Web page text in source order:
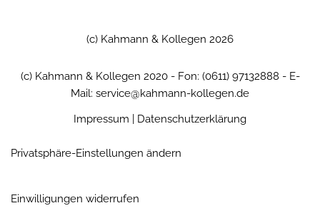
(c) Kahmann & Kollegen 2026
(c) Kahmann & Kollegen 2020 - Fon: (0611) 97132888 - E-
Mail: service@kahmann-kollegen.de
Impressum
Datenschutzerklärung
Privatsphäre-Einstellungen ändern
Einwilligungen widerrufen